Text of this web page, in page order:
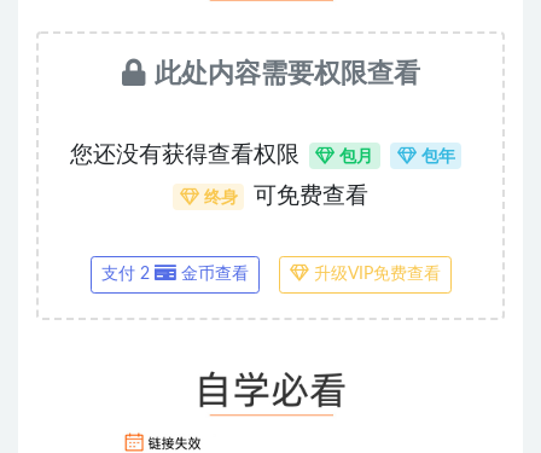
此处内容需要权限查看
您还没有获得查看权限 包月 包年
终身 可免费查看
支付 2 金币查看 升级VIP免费查看